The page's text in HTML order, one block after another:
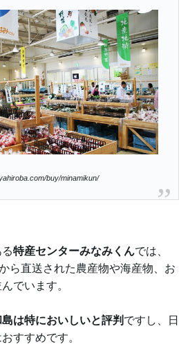
buy/minamikun/
特産センターみなみくんでは、
ら直送された農産物や海産物、お
でいます。
は特においしいと評判 ですし、日
すすめです。